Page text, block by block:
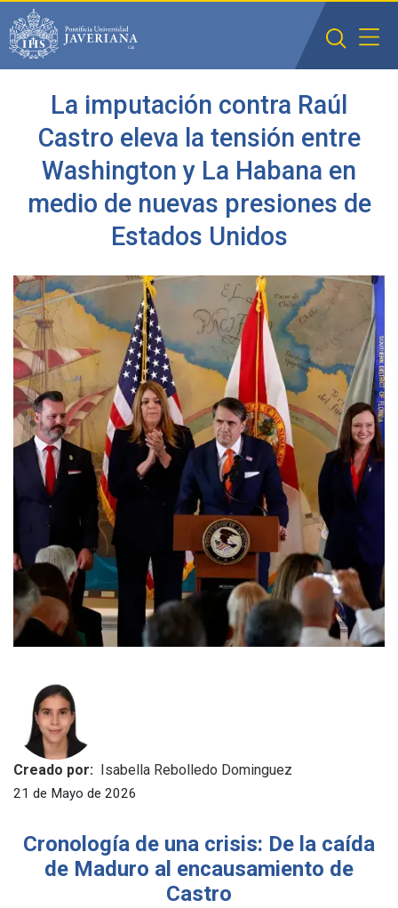
Saltar al contenido principal
La imputación contra Raúl
Castro eleva la tensión entre
Washington y La Habana en
medio de nuevas presiones de
Estados Unidos
Creado por: Isabella Rebolledo Dominguez
21 de Mayo de 2026
Cronología de una crisis: De la caída
de Maduro al encausamiento de
Castro